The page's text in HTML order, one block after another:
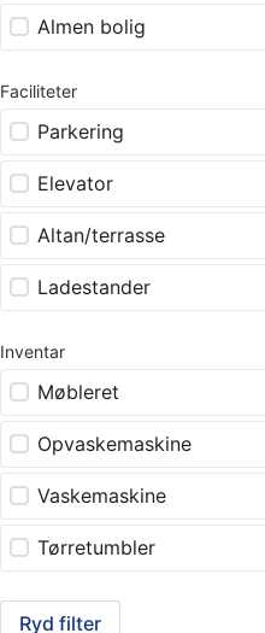
Almen bolig
Faciliteter
Parkering
Elevator
Altan/terrasse
Ladestander
Inventar
Møbleret
Opvaskemaskine
Vaskemaskine
Tørretumbler
Ryd filter